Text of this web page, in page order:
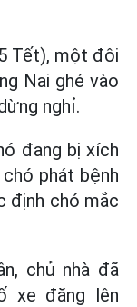
Tết), một đôi
Nai ghé vào
nghỉ.
đang bị xích
phát bệnh
định chó mắc
chủ nhà đã
xe đăng lên